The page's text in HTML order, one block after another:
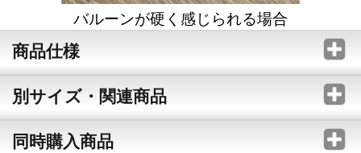
バルーンが硬く感じられる場合
商品仕様
別サイズ・関連商品
同時購入商品